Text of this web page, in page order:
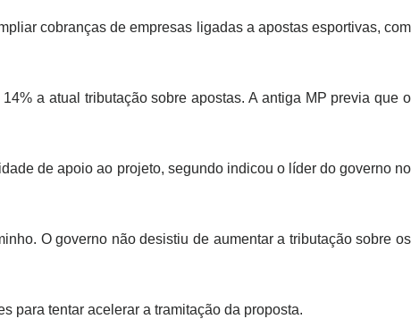
cobranças de empresas ligadas a apostas esportivas, com
a atual tributação sobre apostas. A antiga MP previa que o
de apoio ao projeto, segundo indicou o líder do governo no
O governo não desistiu de aumentar a tributação sobre os
para tentar acelerar a tramitação da proposta.